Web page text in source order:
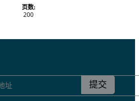
页数:
200
提交